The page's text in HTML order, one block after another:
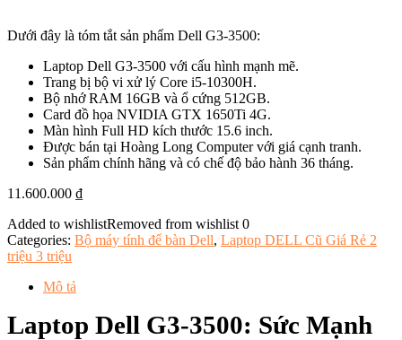
Dưới đây là tóm tắt sản phẩm Dell G3-3500:
Laptop Dell G3-3500 với cấu hình mạnh mẽ.
Trang bị bộ vi xử lý Core i5-10300H.
Bộ nhớ RAM 16GB và ổ cứng 512GB.
Card đồ họa NVIDIA GTX 1650Ti 4G.
Màn hình Full HD kích thước 15.6 inch.
Được bán tại Hoàng Long Computer với giá cạnh tranh.
Sản phẩm chính hãng và có chế độ bảo hành 36 tháng.
11.600.000 ₫
Added to wishlistRemoved from wishlist 0
Categories: Bộ máy tính để bàn Dell, Laptop DELL Cũ Giá Rẻ 2
triệu 3 triệu
Mô tả
Laptop Dell G3-3500: Sức Mạnh